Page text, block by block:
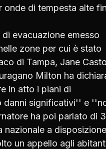
onde di tempesta alte
evacuazione emesso
zone per cui è stato
di Tampa, Jane
Milton ha
in atto i piani di
danni significativi'' e
ha poi parlato di
nazionale a disposizione
un appello agli